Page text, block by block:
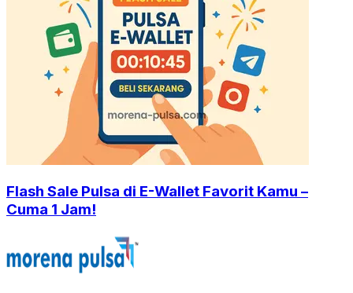
Flash Sale Pulsa di E-Wallet Favorit Kamu –
Cuma 1 Jam!